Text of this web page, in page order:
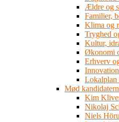
Ældre og
Familier,
Klima og
Tryghed
Kultur,
Økonomi
Erhverv
Mød
Kim
Nikolaj
Niels